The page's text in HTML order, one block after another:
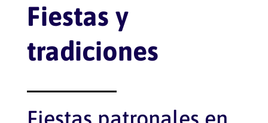
Fiestas y
tradiciones